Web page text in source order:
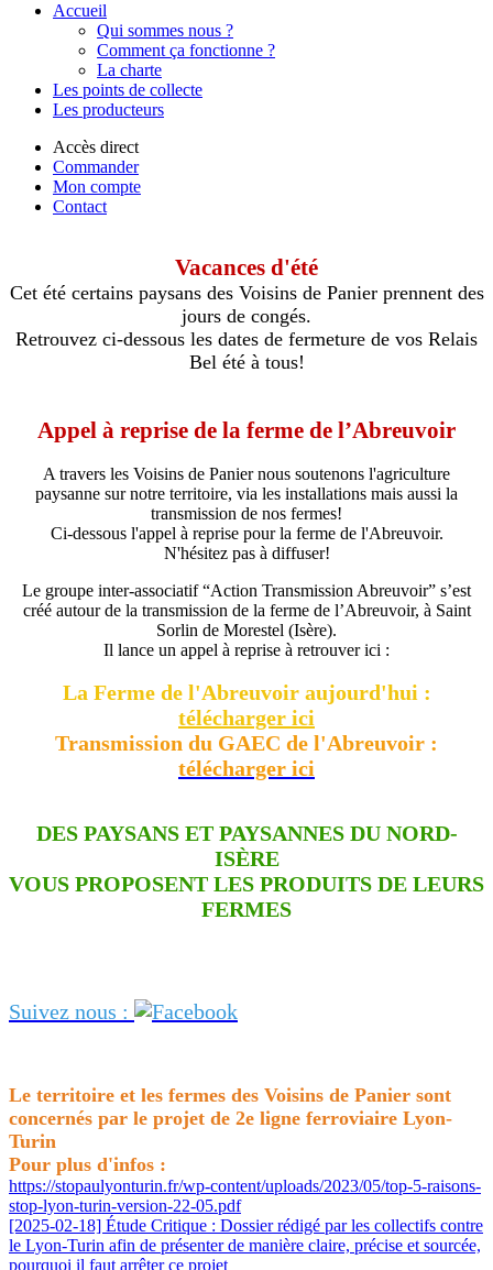
Accueil
Qui sommes nous ?
Comment ça fonctionne ?
La charte
Les points de collecte
Les producteurs
Accès direct
Commander
Mon compte
Contact
Vacances d'été
Cet été certains paysans des Voisins de Panier prennent des
jours de congés.
Retrouvez ci-dessous les dates de fermeture de vos Relais
Bel été à tous!
Appel à reprise de la ferme de l’Abreuvoir
A travers les Voisins de Panier nous soutenons l'agriculture
paysanne sur notre territoire, via les installations mais aussi la
transmission de nos fermes!
Ci-dessous l'appel à reprise pour la ferme de l'Abreuvoir.
N'hésitez pas à diffuser!
Le groupe inter-associatif “Action Transmission Abreuvoir” s’est
créé autour de la transmission de la ferme de l’Abreuvoir, à Saint
Sorlin de Morestel (Isère).
Il lance un appel à reprise à retrouver ici :
La Ferme de l'Abreuvoir aujourd'hui :
télécharger ici
Transmission du GAEC de l'Abreuvoir :
télécharger ici
DES PAYSANS ET PAYSANNES DU NORD-
ISÈRE
VOUS PROPOSENT LES PRODUITS DE LEURS
FERMES
Suivez nous :
Le territoire et les fermes des Voisins de Panier sont
concernés par le projet de 2e ligne ferroviaire Lyon-
Turin
Pour plus d'infos :
https://stopaulyonturin.fr/wp-content/uploads/2023/05/top-5-raisons-
stop-lyon-turin-version-22-05.pdf
[2025-02-18] Étude Critique : Dossier rédigé par les collectifs contre
le Lyon-Turin afin de présenter de manière claire, précise et sourcée,
pourquoi il faut arrêter ce projet